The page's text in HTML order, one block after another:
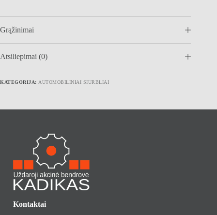
Grąžinimai
Atsiliepimai (0)
KATEGORIJA: AUTOMOBILINIAI SIURBLIAI
Kontaktai